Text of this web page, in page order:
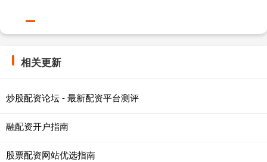
相关更新
炒股配资论坛 - 最新配资平台测评
融配资开户指南
股票配资网站优选指南